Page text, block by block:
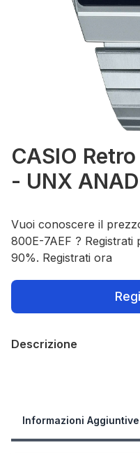
CASIO
- UNX
Vuoi conoscere il
800E-7AEF ?
90%. Registrati ora
Descrizione
Informazioni Aggiuntive